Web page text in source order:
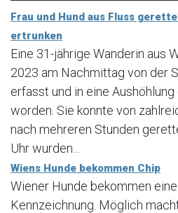
Frau und Hund aus Fluss
ertrunken
Eine 31-jährige Wanderin aus
2023 am Nachmittag von der
erfasst und in eine
worden. Sie konnte von
nach mehreren Stunden
Uhr wurden...
Wiens Hunde bekommen Chip
Wiener Hunde bekommen
Kennzeichnung. Möglich